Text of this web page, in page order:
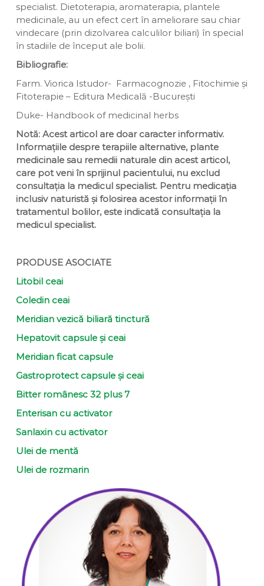
specialist. Dietoterapia, aromaterapia, plantele
medicinale, au un efect cert în ameliorare sau chiar
vindecare (prin dizolvarea calculilor biliari) în special
în stadiile de început ale bolii.
Bibliografie:
Farm. Viorica Istudor- Farmacognozie , Fitochimie și
Fitoterapie – Editura Medicală -București
Duke- Handbook of medicinal herbs
Notă: Acest articol are doar caracter informativ.
Informațiile despre terapiile alternative, plante
medicinale sau remedii naturale din acest articol,
care pot veni în sprijinul pacientului, nu exclud
consultația la medicul specialist. Pentru medicația
inclusiv naturistă și folosirea acestor informații în
tratamentul bolilor, este indicată consultația la
medicul specialist.
PRODUSE ASOCIATE
Litobil ceai
Coledin ceai
Meridian vezică biliară tinctură
Hepatovit capsule și ceai
Meridian ficat capsule
Gastroprotect capsule și ceai
Bitter românesc 32 plus 7
Enterisan cu activator
Sanlaxin cu activator
Ulei de mentă
Ulei de rozmarin